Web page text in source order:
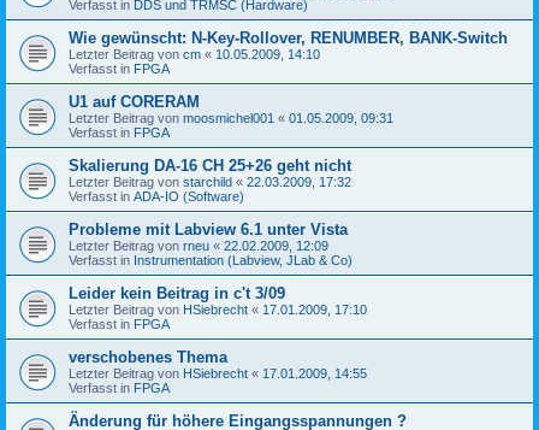
Verfasst in DDS und TRMSC (Hardware)
Wie gewünscht: N-Key-Rollover, RENUMBER, BANK-Switch
Letzter Beitrag von cm « 10.05.2009, 14:10
Verfasst in FPGA
U1 auf CORERAM
Letzter Beitrag von moosmichel001 « 01.05.2009, 09:31
Verfasst in FPGA
Skalierung DA-16 CH 25+26 geht nicht
Letzter Beitrag von starchild « 22.03.2009, 17:32
Verfasst in ADA-IO (Software)
Probleme mit Labview 6.1 unter Vista
Letzter Beitrag von rneu « 22.02.2009, 12:09
Verfasst in Instrumentation (Labview, JLab & Co)
Leider kein Beitrag in c't 3/09
Letzter Beitrag von HSiebrecht « 17.01.2009, 17:10
Verfasst in FPGA
verschobenes Thema
Letzter Beitrag von HSiebrecht « 17.01.2009, 14:55
Verfasst in FPGA
Änderung für höhere Eingangsspannungen ?